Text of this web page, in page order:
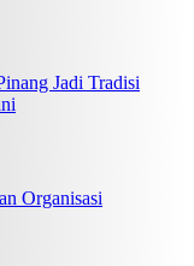
Jadi Tradisi
Organisasi